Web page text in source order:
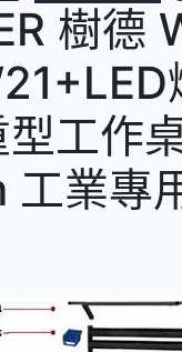
樹德
工作桌
工業專